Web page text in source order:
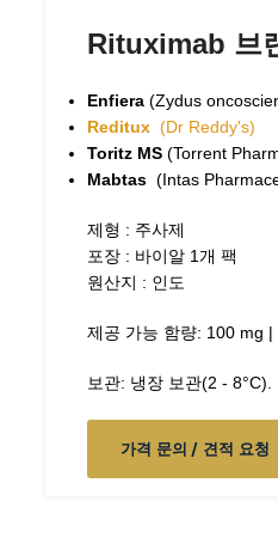
Rituximab 브
Enfiera(Zydus
Reditux (Dr Reddy's)
Toritz MS (Torrent
Mabtas (Intas
제형 : 주사제
포장 : 바이알 1개 팩
원산지 : 인도
제공 가능 함량: 100 mg
보관: 냉장 보관(2 -
가격 문의 / 견적 요청